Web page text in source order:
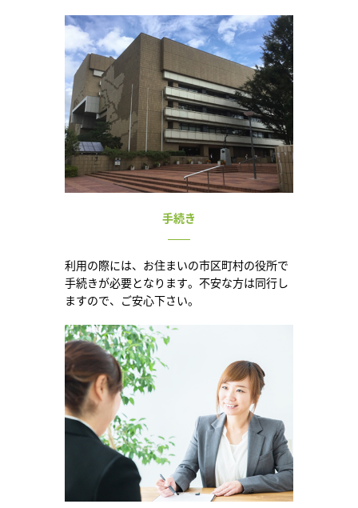
手続き
利用の際には、お住まいの市区町村の役所で
手続きが必要となります。不安な方は同行し
ますので、ご安心下さい。